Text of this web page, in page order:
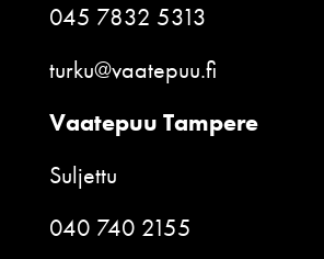
045 7832 5313
turku@vaatepuu.fi
Vaatepuu Tampere
Suljettu
040 740 2155